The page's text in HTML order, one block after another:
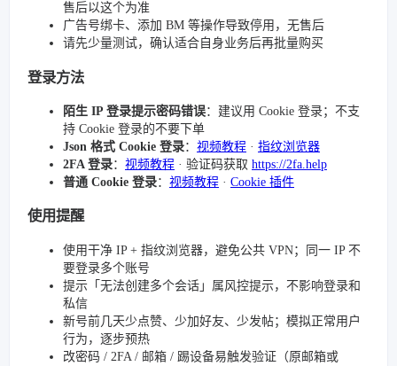
售后以这个为准
广告号绑卡、添加 BM 等操作导致停用，无售后
请先少量测试，确认适合自身业务后再批量购买
登录方法
陌生 IP 登录提示密码错误：建议用 Cookie 登录；不支
持 Cookie 登录的不要下单
Json 格式 Cookie 登录： 视频教程 · 指纹浏览器
2FA 登录： 视频教程 · 验证码获取 https://2fa.help
普通 Cookie 登录： 视频教程 · Cookie 插件
使用提醒
使用干净 IP + 指纹浏览器，避免公共 VPN；同一 IP 不
要登录多个账号
提示「无法创建多个会话」属风控提示，不影响登录和
私信
新号前几天少点赞、少加好友、少发帖；模拟正常用户
行为，逐步预热
改密码 / 2FA / 邮箱 / 踢设备易触发验证（原邮箱或